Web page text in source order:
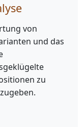
von
und das
zu